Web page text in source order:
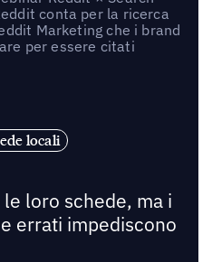
conta per la ricerca
Marketing che i brand
per essere citati
locali
loro schede, ma i
errati impediscono